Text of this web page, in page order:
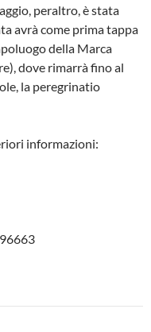
peraltro, è stata
avrà come prima tappa
della Marca
dove rimarrà fino al
la peregrinatio
informazioni: